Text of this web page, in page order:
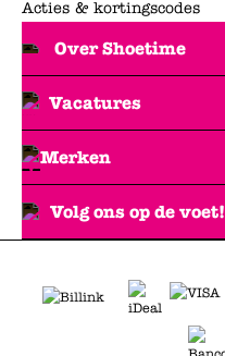
Acties & kortingscodes
Over Shoetime
Vacatures
Merken
Volg ons op de voet!